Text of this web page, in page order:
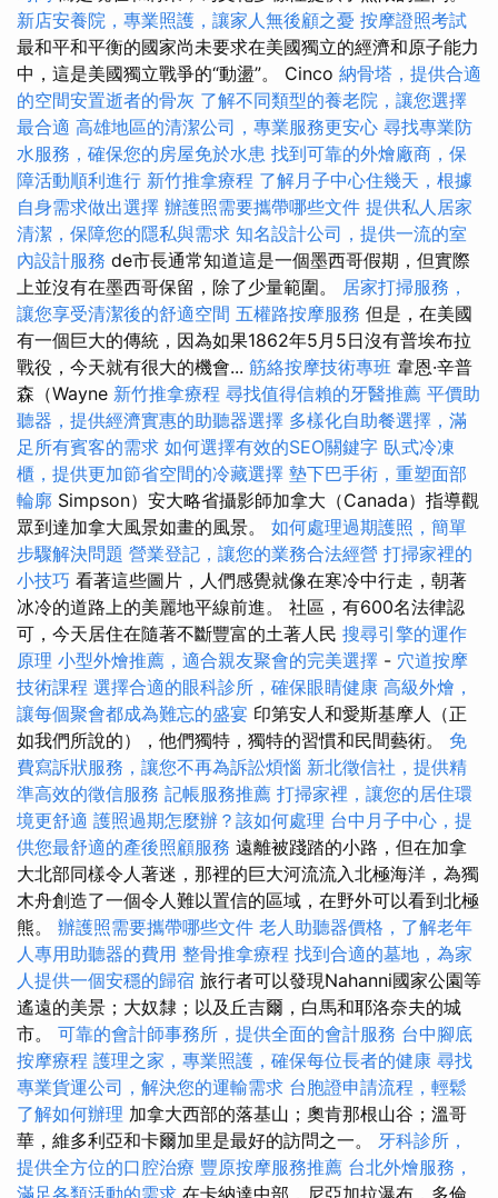
新店安養院，專業照護，讓家人無後顧之憂 按摩證照考試
最和平和平衡的國家尚未要求在美國獨立的經濟和原子能力
中，這是美國獨立戰爭的“動盪”。 Cinco 納骨塔，提供合適
的空間安置逝者的骨灰 了解不同類型的養老院，讓您選擇
最合適 高雄地區的清潔公司，專業服務更安心 尋找專業防
水服務，確保您的房屋免於水患 找到可靠的外燴廠商，保
障活動順利進行 新竹推拿療程 了解月子中心住幾天，根據
自身需求做出選擇 辦護照需要攜帶哪些文件 提供私人居家
清潔，保障您的隱私與需求 知名設計公司，提供一流的室
內設計服務 de市長通常知道這是一個墨西哥假期，但實際
上並沒有在墨西哥保留，除了少量範圍。 居家打掃服務，
讓您享受清潔後的舒適空間 五權路按摩服務 但是，在美國
有一個巨大的傳統，因為如果1862年5月5日沒有普埃布拉
戰役，今天就有很大的機會... 筋絡按摩技術專班 韋恩·辛普
森（Wayne 新竹推拿療程 尋找值得信賴的牙醫推薦 平價助
聽器，提供經濟實惠的助聽器選擇 多樣化自助餐選擇，滿
足所有賓客的需求 如何選擇有效的SEO關鍵字 臥式冷凍
櫃，提供更加節省空間的冷藏選擇 墊下巴手術，重塑面部
輪廓 Simpson）安大略省攝影師加拿大（Canada）指導觀
眾到達加拿大風景如畫的風景。 如何處理過期護照，簡單
步驟解決問題 營業登記，讓您的業務合法經營 打掃家裡的
小技巧 看著這些圖片，人們感覺就像在寒冷中行走，朝著
冰冷的道路上的美麗地平線前進。 社區，有600名法律認
可，今天居住在隨著不斷豐富的土著人民 搜尋引擎的運作
原理 小型外燴推薦，適合親友聚會的完美選擇 - 穴道按摩
技術課程 選擇合適的眼科診所，確保眼睛健康 高級外燴，
讓每個聚會都成為難忘的盛宴 印第安人和愛斯基摩人（正
如我們所說的），他們獨特，獨特的習慣和民間藝術。 免
費寫訴狀服務，讓您不再為訴訟煩惱 新北徵信社，提供精
準高效的徵信服務 記帳服務推薦 打掃家裡，讓您的居住環
境更舒適 護照過期怎麼辦？該如何處理 台中月子中心，提
供您最舒適的產後照顧服務 遠離被踐踏的小路，但在加拿
大北部同樣令人著迷，那裡的巨大河流流入北極海洋，為獨
木舟創造了一個令人難以置信的區域，在野外可以看到北極
熊。 辦護照需要攜帶哪些文件 老人助聽器價格，了解老年
人專用助聽器的費用 整骨推拿療程 找到合適的墓地，為家
人提供一個安穩的歸宿 旅行者可以發現Nahanni國家公園等
遙遠的美景；大奴隸；以及丘吉爾，白馬和耶洛奈夫的城
市。 可靠的會計師事務所，提供全面的會計服務 台中腳底
按摩療程 護理之家，專業照護，確保每位長者的健康 尋找
專業貨運公司，解決您的運輸需求 台胞證申請流程，輕鬆
了解如何辦理 加拿大西部的落基山；奧肯那根山谷；溫哥
華，維多利亞和卡爾加里是最好的訪問之一。 牙科診所，
提供全方位的口腔治療 豐原按摩服務推薦 台北外燴服務，
滿足各類活動的需求 在卡納達中部，尼亞加拉瀑布，多倫